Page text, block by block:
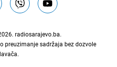
radiosarajevo.ba.
preuzimanje sadržaja bez dozvole